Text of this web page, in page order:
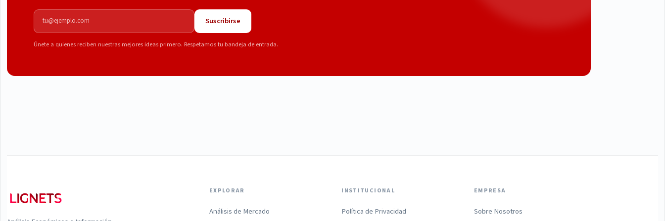
Correo electrónico
Suscribirse
Únete a quienes reciben nuestras mejores ideas primero. Respetamos tu bandeja de entrada.
EXPLORAR
Análisis de Mercado
INSTITUCIONAL
Política de Privacidad
EMPRESA
Sobre Nosotros